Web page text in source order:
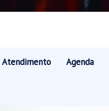
Atendimento Agenda